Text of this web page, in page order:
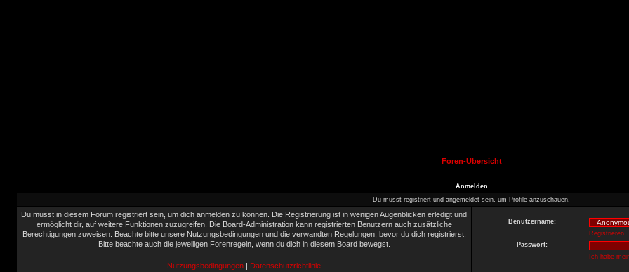
Foren-Übersicht
Anmelden
Du musst registriert und angemeldet sein, um Profile anzuschauen.
Du musst in diesem Forum registriert sein, um dich anmelden zu können. Die Registrierung ist in wenigen Augenblicken erledigt und
ermöglicht dir, auf weitere Funktionen zuzugreifen. Die Board-Administration kann registrierten Benutzern auch zusätzliche
Berechtigungen zuweisen. Beachte bitte unsere Nutzungsbedingungen und die verwandten Regelungen, bevor du dich registrierst.
Bitte beachte auch die jeweiligen Forenregeln, wenn du dich in diesem Board bewegst.
Nutzungsbedingungen | Datenschutzrichtlinie
Benutzername:
Registrieren
Passwort:
Ich habe